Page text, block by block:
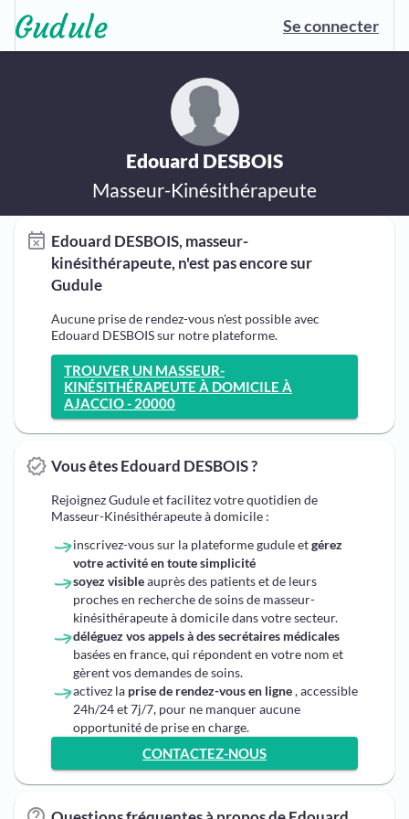
Se connecter
Edouard DESBOIS
Masseur-Kinésithérapeute
Edouard DESBOIS, masseur-
kinésithérapeute, n'est pas encore sur
Gudule
Aucune prise de rendez-vous n'est possible avec
Edouard DESBOIS sur notre plateforme.
TROUVER UN MASSEUR-
KINÉSITHÉRAPEUTE À DOMICILE À
AJACCIO - 20000
Vous êtes Edouard DESBOIS ?
Rejoignez Gudule et facilitez votre quotidien de
Masseur-Kinésithérapeute à domicile :
inscrivez-vous sur la plateforme gudule etgérez
votre activité en toute simplicité
soyez visibleauprès des patients et de leurs
proches en recherche de soins de masseur-
kinésithérapeute à domicile dans votre secteur.
déléguez vos appels à des secrétaires médicales
basées en france, qui répondent en votre nom et
gèrent vos demandes de soins.
activez la prise de rendez-vous en ligne, accessible
24h/24 et 7j/7, pour ne manquer aucune
opportunité de prise en charge.
CONTACTEZ-NOUS